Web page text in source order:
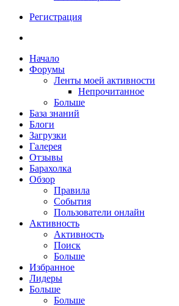
Регистрация
Начало
Форумы
Ленты моей активности
Непрочитанное
Больше
База знаний
Блоги
Загрузки
Галерея
Отзывы
Барахолка
Обзор
Правила
События
Пользователи онлайн
Активность
Активность
Поиск
Больше
Избранное
Лидеры
Больше
Больше